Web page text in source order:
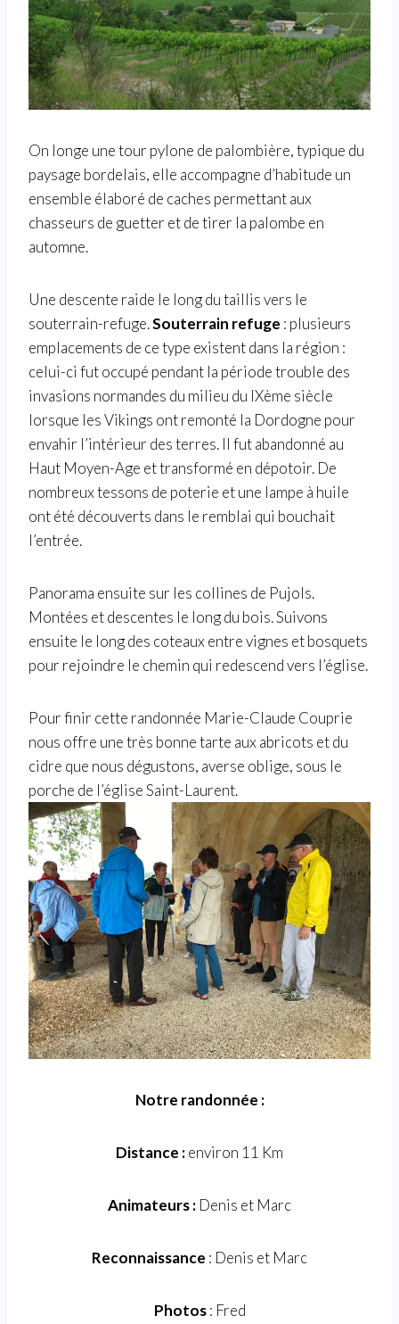
On longe une tour pylone de palombière, typique du
paysage bordelais, elle accompagne d’habitude un
ensemble élaboré de caches permettant aux
chasseurs de guetter et de tirer la palombe en
automne.
Une descente raide le long du taillis vers le
souterrain-refuge.Souterrain refuge : plusieurs
emplacements de ce type existent dans la région :
celui-ci fut occupé pendant la période trouble des
invasions normandes du milieu du IXème siècle
lorsque les Vikings ont remonté la Dordogne pour
envahir l’intérieur des terres. Il fut abandonné au
Haut Moyen-Age et transformé en dépotoir. De
nombreux tessons de poterie et une lampe à huile
ont été découverts dans le remblai qui bouchait
l’entrée.
Panorama ensuite sur les collines de Pujols.
Montées et descentes le long du bois. Suivons
ensuite le long des coteaux entre vignes et bosquets
pour rejoindre le chemin qui redescend vers l’église.
Pour finir cette randonnée Marie-Claude Couprie
nous offre une très bonne tarte aux abricots et du
cidre que nous dégustons, averse oblige, sous le
porche de l’église Saint-Laurent.
Notre randonnée :
Distance :environ 11 Km
Animateurs : Denis et Marc
Reconnaissance : Denis et Marc
Photos: Fred